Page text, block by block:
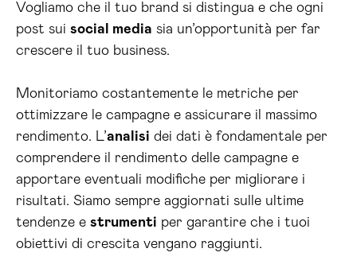
Vogliamo che il tuo brand si distingua e che ogni
post sui social media sia un’opportunità per far
crescere il tuo business.
Monitoriamo costantemente le metriche per
ottimizzare le campagne e assicurare il massimo
rendimento. L’analisi dei dati è fondamentale per
comprendere il rendimento delle campagne e
apportare eventuali modifiche per migliorare i
risultati. Siamo sempre aggiornati sulle ultime
tendenze e strumenti per garantire che i tuoi
obiettivi di crescita vengano raggiunti.